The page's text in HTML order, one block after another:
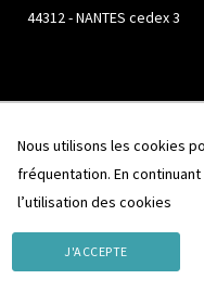
44312 - NANTES cedex 3
Campus de Beaulieu
263 Avenue Général
CS 74205
35042 - RENNES cedex
Nous utilisons les cookies
fréquentation. En
l’utilisation des cookies
J'ACCEPTE